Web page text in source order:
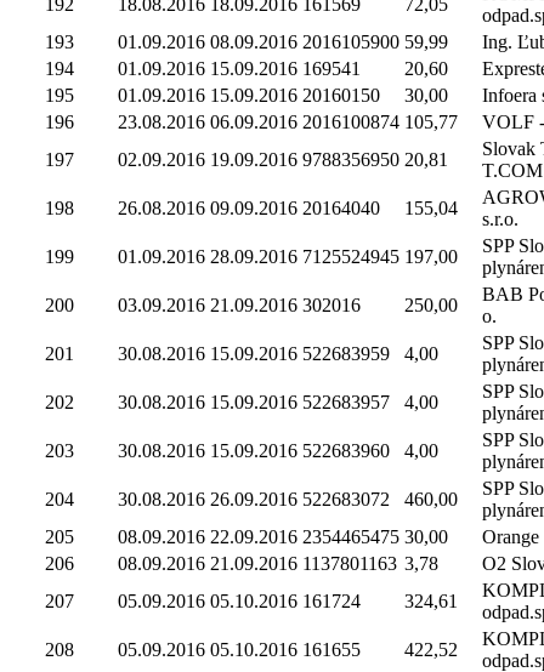
193
01.09.2016 08.09.2016 2016105900 59,99
Ing.
194
01.09.2016 15.09.2016 169541 20,60
195
01.09.2016 15.09.2016 20160150 30,00
Infoera
196
23.08.2016 06.09.2016 2016100874 105,77
VOLF
197
02.09.2016 19.09.2016 9788356950 20,81
Slovak
T.COM
198
26.08.2016 09.09.2016 20164040 155,04
s.r.o.
199
01.09.2016 28.09.2016 7125524945 197,00
SPP
200
03.09.2016 21.09.2016 302016 250,00
BAB
o.
201
30.08.2016 15.09.2016 522683959 4,00
SPP
202
30.08.2016 15.09.2016 522683957 4,00
SPP
203
30.08.2016 15.09.2016 522683960 4,00
SPP
204
30.08.2016 26.09.2016 522683072 460,00
SPP
205
08.09.2016 22.09.2016 2354465475 30,00
Orange
206
08.09.2016 21.09.2016 1137801163 3,78
O2
207
05.09.2016 05.10.2016 161724 324,61
208
05.09.2016 05.10.2016 161655 422,52